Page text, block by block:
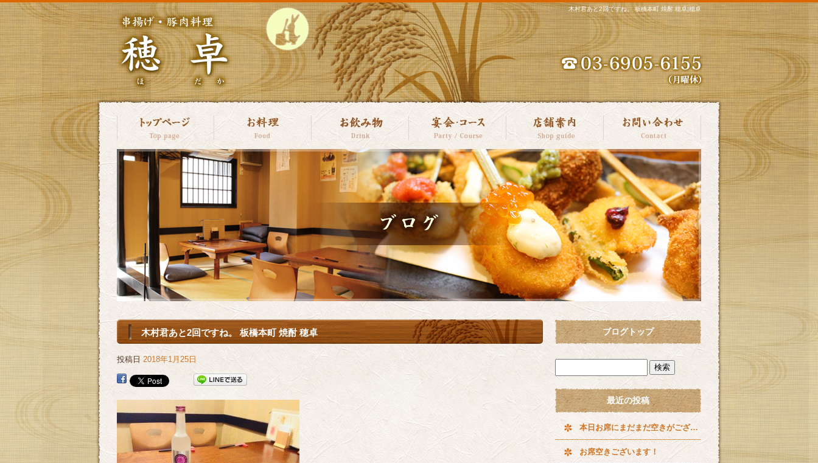
木村君あと2回ですね。 板橋本町 焼酎 穂卓|穂卓
木村君あと2回ですね。 板橋本町 焼酎 穂卓
投稿日 2018年1月25日
ブログトップ
最近の投稿
本日お席にまだまだ空きがございます^ ^
お席空きございます！